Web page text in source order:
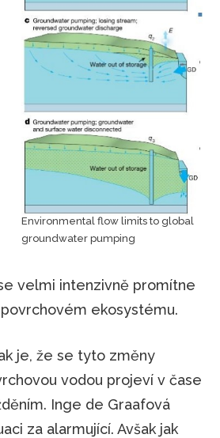
Environmental flow limits to global
groundwater pumping
velmi intenzivně promítne
ekosystému.
je, že se tyto změny
vodou projeví v čase
Inge de Graafová
za alarmující. Avšak jak